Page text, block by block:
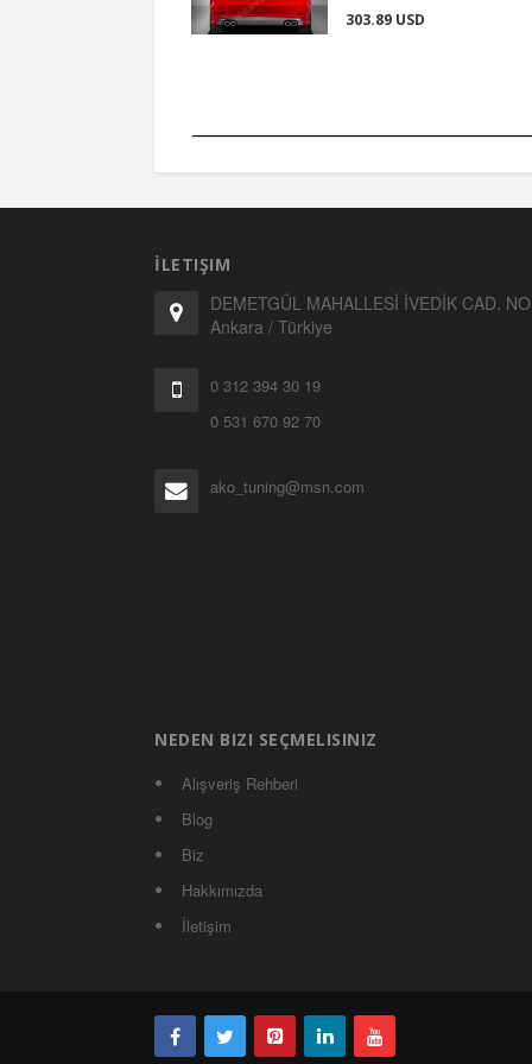
303.89 USD
İLETIŞIM
DEMETGÜL MAHALLESİ İVEDİK CAD.
Ankara / Türkiye
0 312 394 30 19
0 531 670 92 70
ako_tuning@msn.com
NEDEN BIZI SEÇMELISINIZ
Alışveriş Rehberi
Blog
Biz
Hakkımızda
İletişim